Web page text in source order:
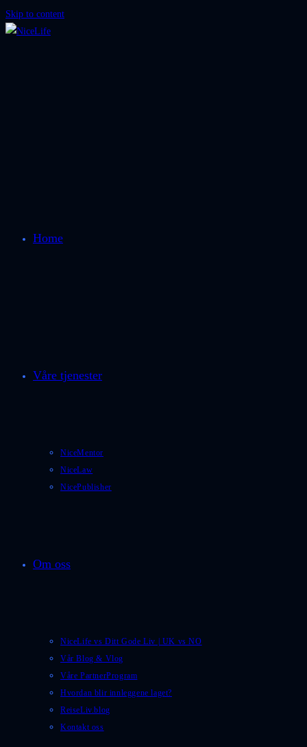
Skip to content
Home
Våre tjenester
NiceMentor
NiceLaw
NicePublisher
Om oss
NiceLife vs Ditt Gode Liv | UK vs NO
Vår Blog & Vlog
Våre PartnerProgram
Hvordan blir innleggene laget?
ReiseLiv.blog
Kontakt oss